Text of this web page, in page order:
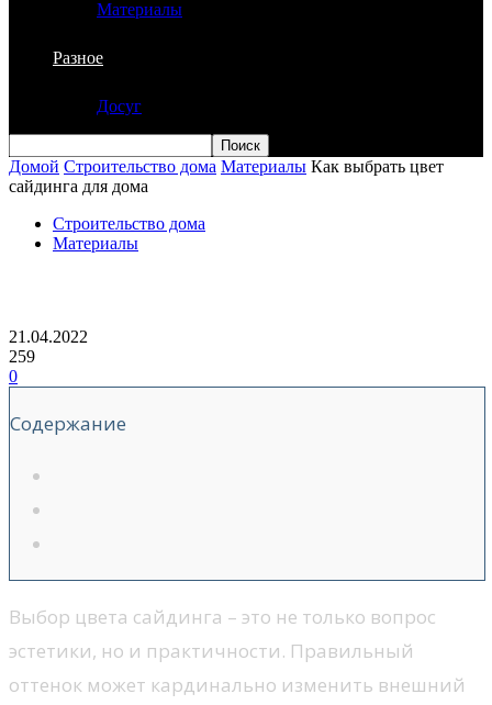
Материалы
Разное
Досуг
Домой Строительство дома Материалы Как выбрать цвет
сайдинга для дома
Строительство дома
Материалы
21.04.2022
259
0
Содержание
Выбор цвета сайдинга – это не только вопрос
эстетики, но и практичности. Правильный
оттенок может кардинально изменить внешний